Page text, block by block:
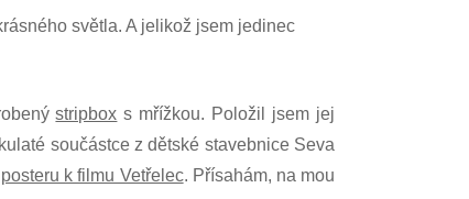
světla. A jelikož jsem jedinec
stripbox s mřížkou. Položil jsem jej
součástce z dětské stavebnice Seva
posteru k filmu Vetřelec. Přísahám, na mou